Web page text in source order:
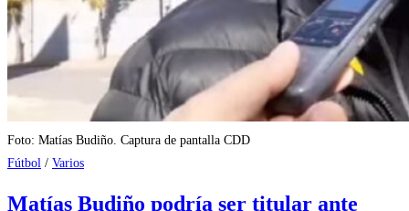
Foto: Matías Budiño. Captura de pantalla CDD
Fútbol / Varios
Matías Budiño podría ser titular ante